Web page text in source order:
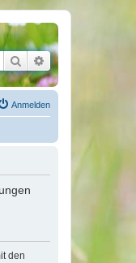
SucheErweiterte Suche
Anmelden
den